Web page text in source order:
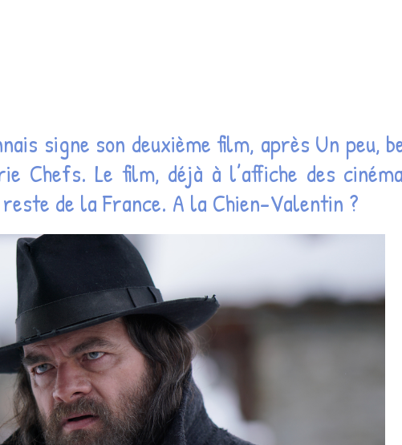
signe son deuxième film, après Un peu,
Chefs. Le film, déjà à l’affiche des
de la France. A la Chien-Valentin ?